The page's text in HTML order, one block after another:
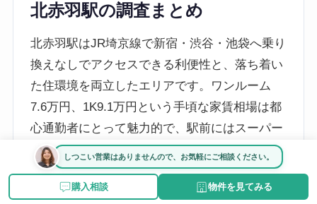
北赤羽駅の調査まとめ
北赤羽駅はJR埼京線で新宿・渋谷・池袋へ乗り
換えなしでアクセスできる利便性と、落ち着い
た住環境を両立したエリアです。ワンルーム
7.6万円、1K9.1万円という手頃な家賃相場は都
心通勤者にとって魅力的で、駅前にはスーパー
やコンビニも揃っています。教育施設や公園も
徒歩圏に複数あり、ファミリー層にも安心の環
境です。中古マンション価格は前年比
しつこい営業はありませんので、お気軽にご相談ください。
購入相談 物件を見てみる